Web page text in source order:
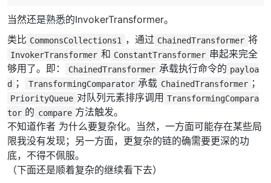
当然还是熟悉的InvokerTransformer。
类比 CommonsCollections1 ，通过 ChainedTransformer 将
InvokerTransformer 和 ConstantTransformer 串起来完全
够用了。即：
ChainedTransformer 承载执行命令的 payloa
d ； TransformingComparator 承载 ChainedTransformer ；
PriorityQueue 对队列元素排序调用 TransformingCompara
tor 的 compare 方法触发。
不知道作者 为什么要复杂化。当然，一方面可能存在某些局
限我没有发现；另一方面，更复杂的链的确需要更深的功
底，不得不佩服。
（下面还是顺着复杂的继续看下去）